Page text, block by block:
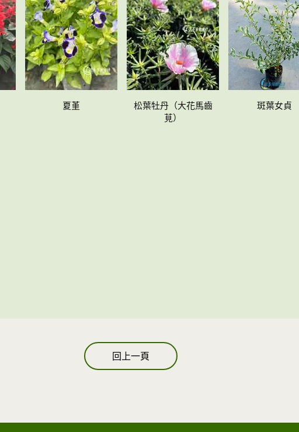
夏堇
松葉牡丹（大花馬齒
莧）
斑葉女貞
回上一頁